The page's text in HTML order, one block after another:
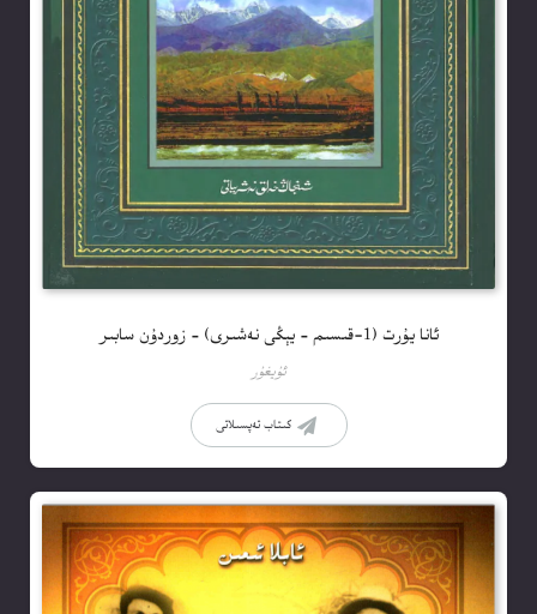
ئانا يۇرت (1-قىسىم – يېڭى نەشىرى) – زوردۇن سابىر
ئۇيغۇر
كىتاب تەپسىلاتى